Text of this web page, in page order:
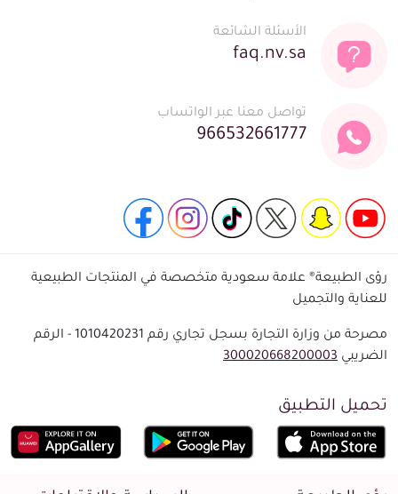
الأسئلة الشائعة
faq.nv.sa
تواصل معنا عبر الواتساب
966532661777
رؤى الطبيعة® علامة سعودية متخصصة في المنتجات الطبيعية
للعناية والتجميل
مصرحة من وزارة التجارة بسجل تجاري رقم 1010420231 - الرقم
الضريبي 300020668200003
تحميل التطبيق